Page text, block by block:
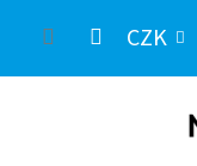
CZK